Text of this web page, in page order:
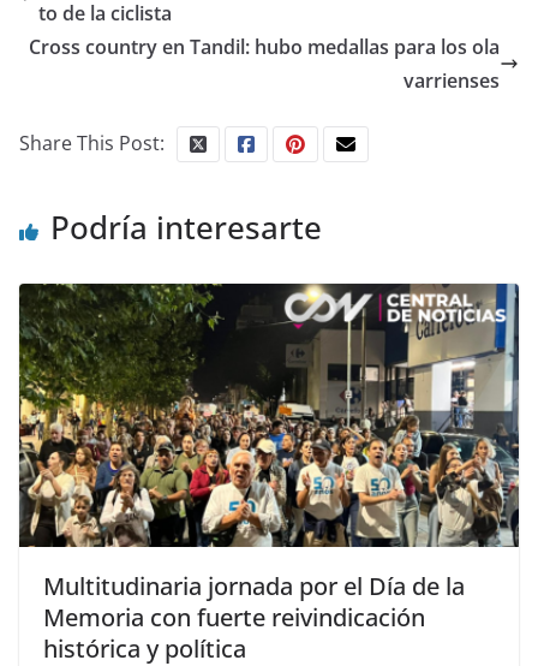
to de la ciclista
Cross country en Tandil: hubo medallas para los ola
varrienses
Share This Post:
Podría interesarte
Multitudinaria jornada por el Día de la
Memoria con fuerte reivindicación
histórica y política